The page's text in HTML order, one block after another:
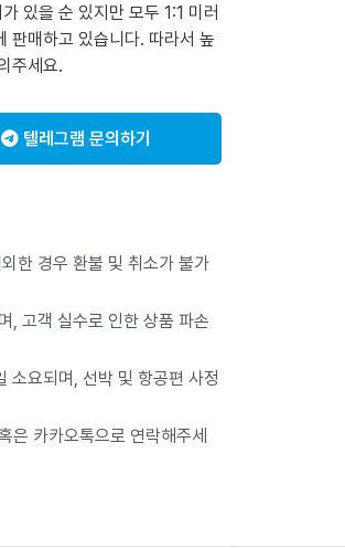
있을 순 있지만 모두 1:1 미러
판매하고 있습니다. 따라서 높
주세요.
텔레그램 문의하기
한 경우 환불 및 취소가 불가
, 고객 실수로 인한 상품 파손
소요되며, 선박 및 항공편 사정
은 카카오톡으로 연락해주세